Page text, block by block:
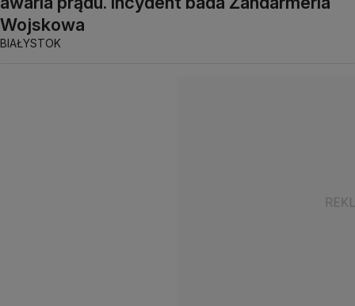
Wojskowa
BIAŁYSTOK